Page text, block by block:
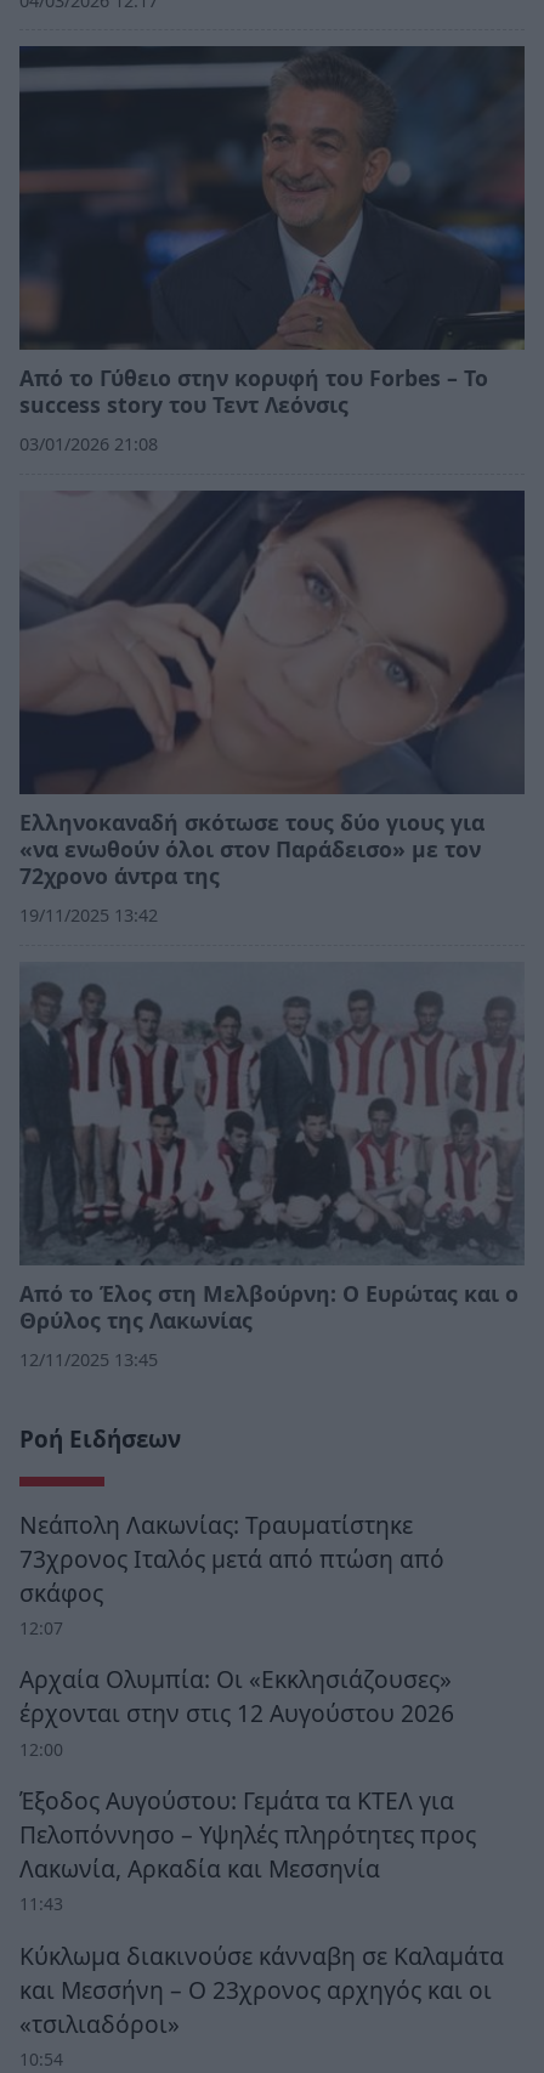
Από το Γύθειο στην κορυφή του Forbes – Το
success story του Τεντ Λεόνσις
03/01/2026 21:08
Ελληνοκαναδή σκότωσε τους δύο γιους για
«να ενωθούν όλοι στον Παράδεισο» με τον
72χρονο άντρα της
19/11/2025 13:42
Από το Έλος στη Μελβούρνη: Ο Ευρώτας και ο
Θρύλος της Λακωνίας
12/11/2025 13:45
Ροή Ειδήσεων
Νεάπολη Λακωνίας: Τραυματίστηκε
73χρονος Ιταλός μετά από πτώση από
σκάφος
12:07
Αρχαία Ολυμπία: Οι «Εκκλησιάζουσες»
έρχονται στην στις 12 Αυγούστου 2026
12:00
Έξοδος Αυγούστου: Γεμάτα τα ΚΤΕΛ για
Πελοπόννησο – Υψηλές πληρότητες προς
Λακωνία, Αρκαδία και Μεσσηνία
11:43
Κύκλωμα διακινούσε κάνναβη σε Καλαμάτα
και Μεσσήνη – Ο 23χρονος αρχηγός και οι
«τσιλιαδόροι»
10:54